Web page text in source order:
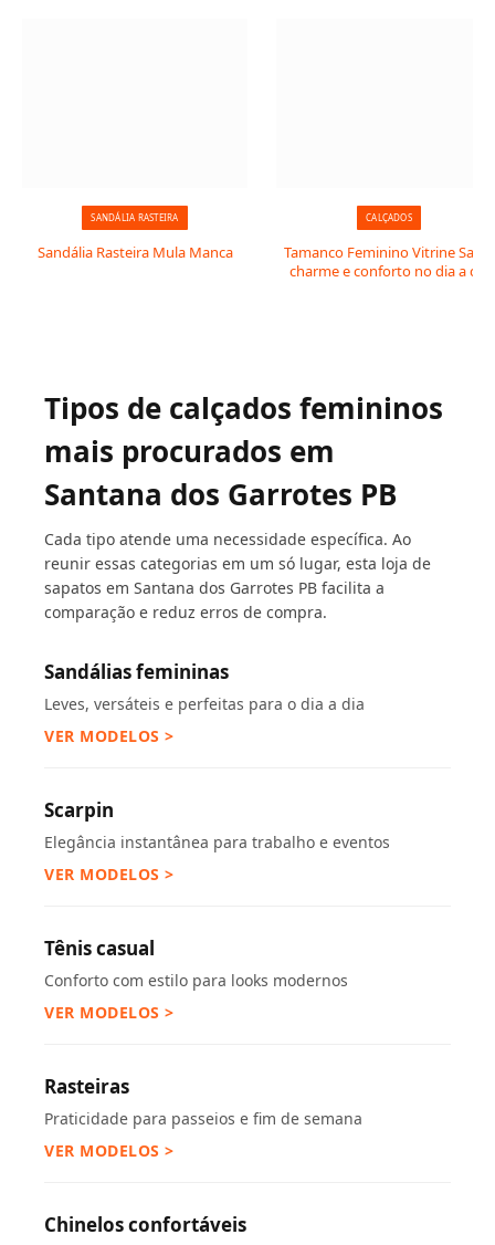
SANDÁLIA RASTEIRA
Sandália Rasteira Mula Manca
CALÇADOS
Tamanco Feminino Vitrine Salto:
charme e conforto no dia a dia
Tipos de calçados femininos
mais procurados em
Santana dos Garrotes PB
Cada tipo atende uma necessidade específica. Ao
reunir essas categorias em um só lugar, esta loja de
sapatos em Santana dos Garrotes PB facilita a
comparação e reduz erros de compra.
Sandálias femininas
Leves, versáteis e perfeitas para o dia a dia
VER MODELOS >
Scarpin
Elegância instantânea para trabalho e eventos
VER MODELOS >
Tênis casual
Conforto com estilo para looks modernos
VER MODELOS >
Rasteiras
Praticidade para passeios e fim de semana
VER MODELOS >
Chinelos confortáveis